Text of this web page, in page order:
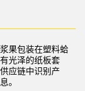
果包装在塑料蛤
光泽的纸板套
应链中识别产
。